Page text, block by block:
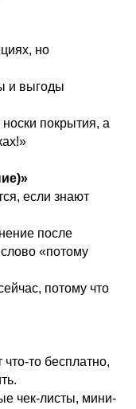
но
и выгоды
покрытия, а
если знают
после
«потому
потому что
то бесплатно,
чек-листы, мини-